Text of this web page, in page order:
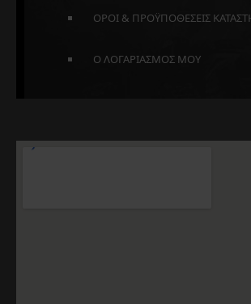
ΟΡΟΙ & ΠΡΟΫΠΟΘΕΣΕΙΣ
Ο ΛΟΓΑΡΙΑΣΜΟΣ ΜΟΥ